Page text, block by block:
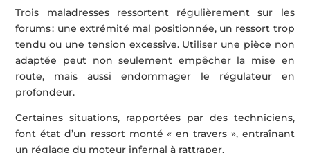
Trois maladresses ressortent régulièrement sur les
forums : une extrémité mal positionnée, un ressort trop
tendu ou une tension excessive. Utiliser une pièce non
adaptée peut non seulement empêcher la mise en
route, mais aussi endommager le régulateur en
profondeur.
Certaines situations, rapportées par des techniciens,
font état d’un ressort monté « en travers », entraînant
un réglage du moteur infernal à rattraper.